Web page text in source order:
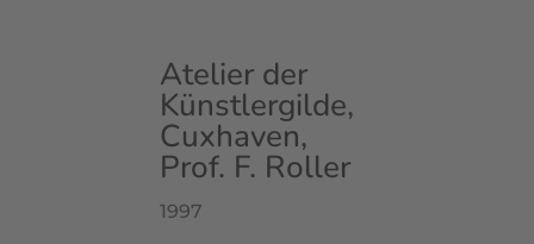
Atelier der
Künstlergilde,
Cuxhaven,
Prof. F. Roller
1997